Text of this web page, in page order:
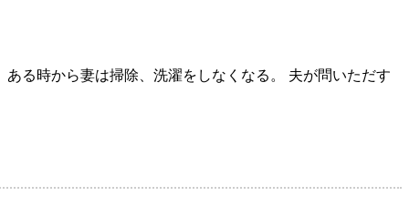
る時から妻は掃除、洗濯をしなくなる。 夫が問いただす